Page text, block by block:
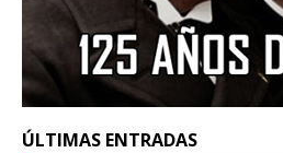
ÚLTIMAS ENTRADAS